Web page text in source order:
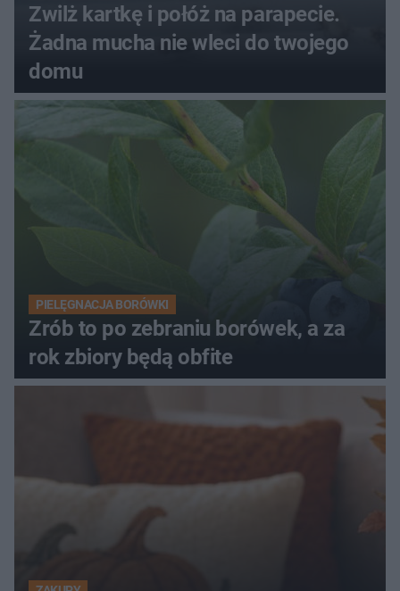
Zwilż kartkę i połóż na parapecie.
Żadna mucha nie wleci do twojego
domu
PIELĘGNACJA BORÓWKI
Zrób to po zebraniu borówek, a za
rok zbiory będą obfite